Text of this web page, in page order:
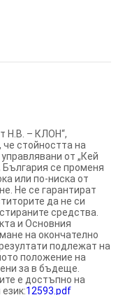
Н.В. – КЛОН“,
стойността на
от „Кей
се променя
или по-ниска от
Не се гарантират
да не си
средства.
и Основния
на окончателно
подлежат на
положение на
за в бъдеще.
е достъпно на
12593.pdf